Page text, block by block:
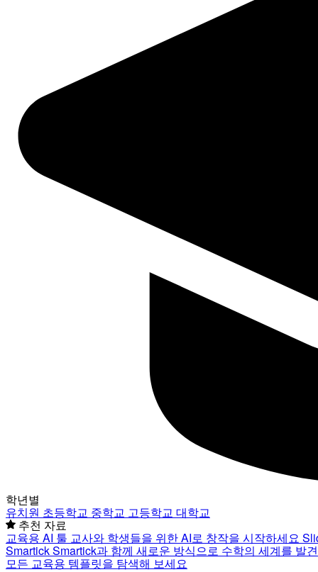
학년별
유치원 초등학교 중학교 고등학교 대학교
추천 자료
교육용 AI 툴 교사와 학생들을 위한 AI로 창작을 시작하세요
SmartickSmartick과 함께 새로운 방식으로 수학의 세계를 발
모든 교육용 템플릿을 탐색해 보세요